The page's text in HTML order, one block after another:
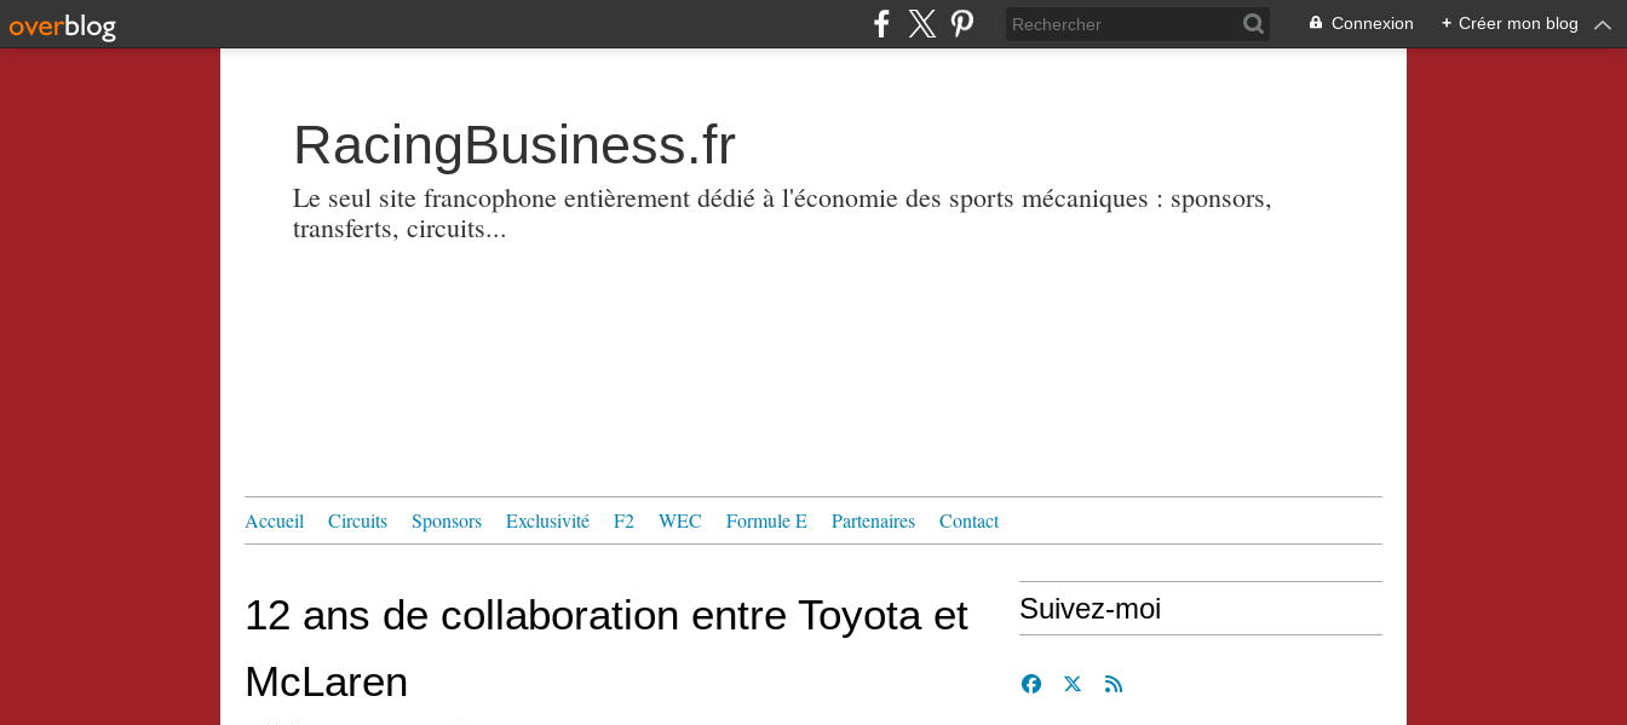
Connexion + Créer mon blog
RacingBusiness.fr
Le seul site francophone entièrement dédié à l'économie des sports mécaniques : sponsors,
transferts, circuits...
Accueil Circuits Sponsors Exclusivité F2 WEC Formule E Partenaires Contact
12 ans de collaboration entre Toyota et
McLaren
Suivez-moi